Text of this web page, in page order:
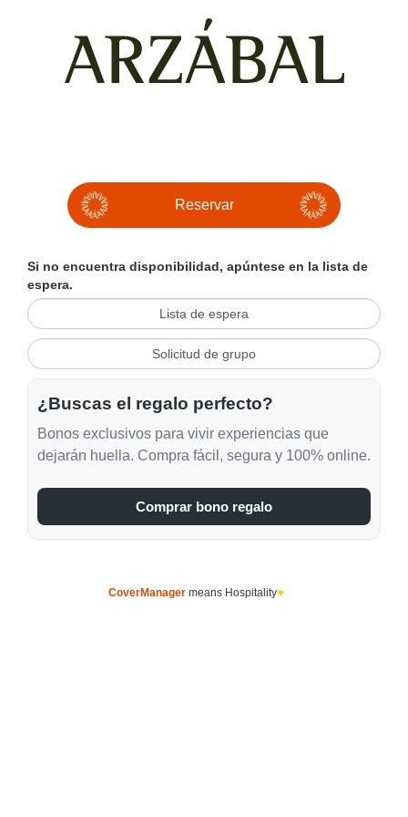
Si no encuentra disponibilidad, apúntese en la lista de
espera.
¿Buscas el regalo perfecto?
Bonos exclusivos para vivir experiencias que
dejarán huella. Compra fácil, segura y 100% online.
Comprar bono regalo
CoverManagermeans Hospitality